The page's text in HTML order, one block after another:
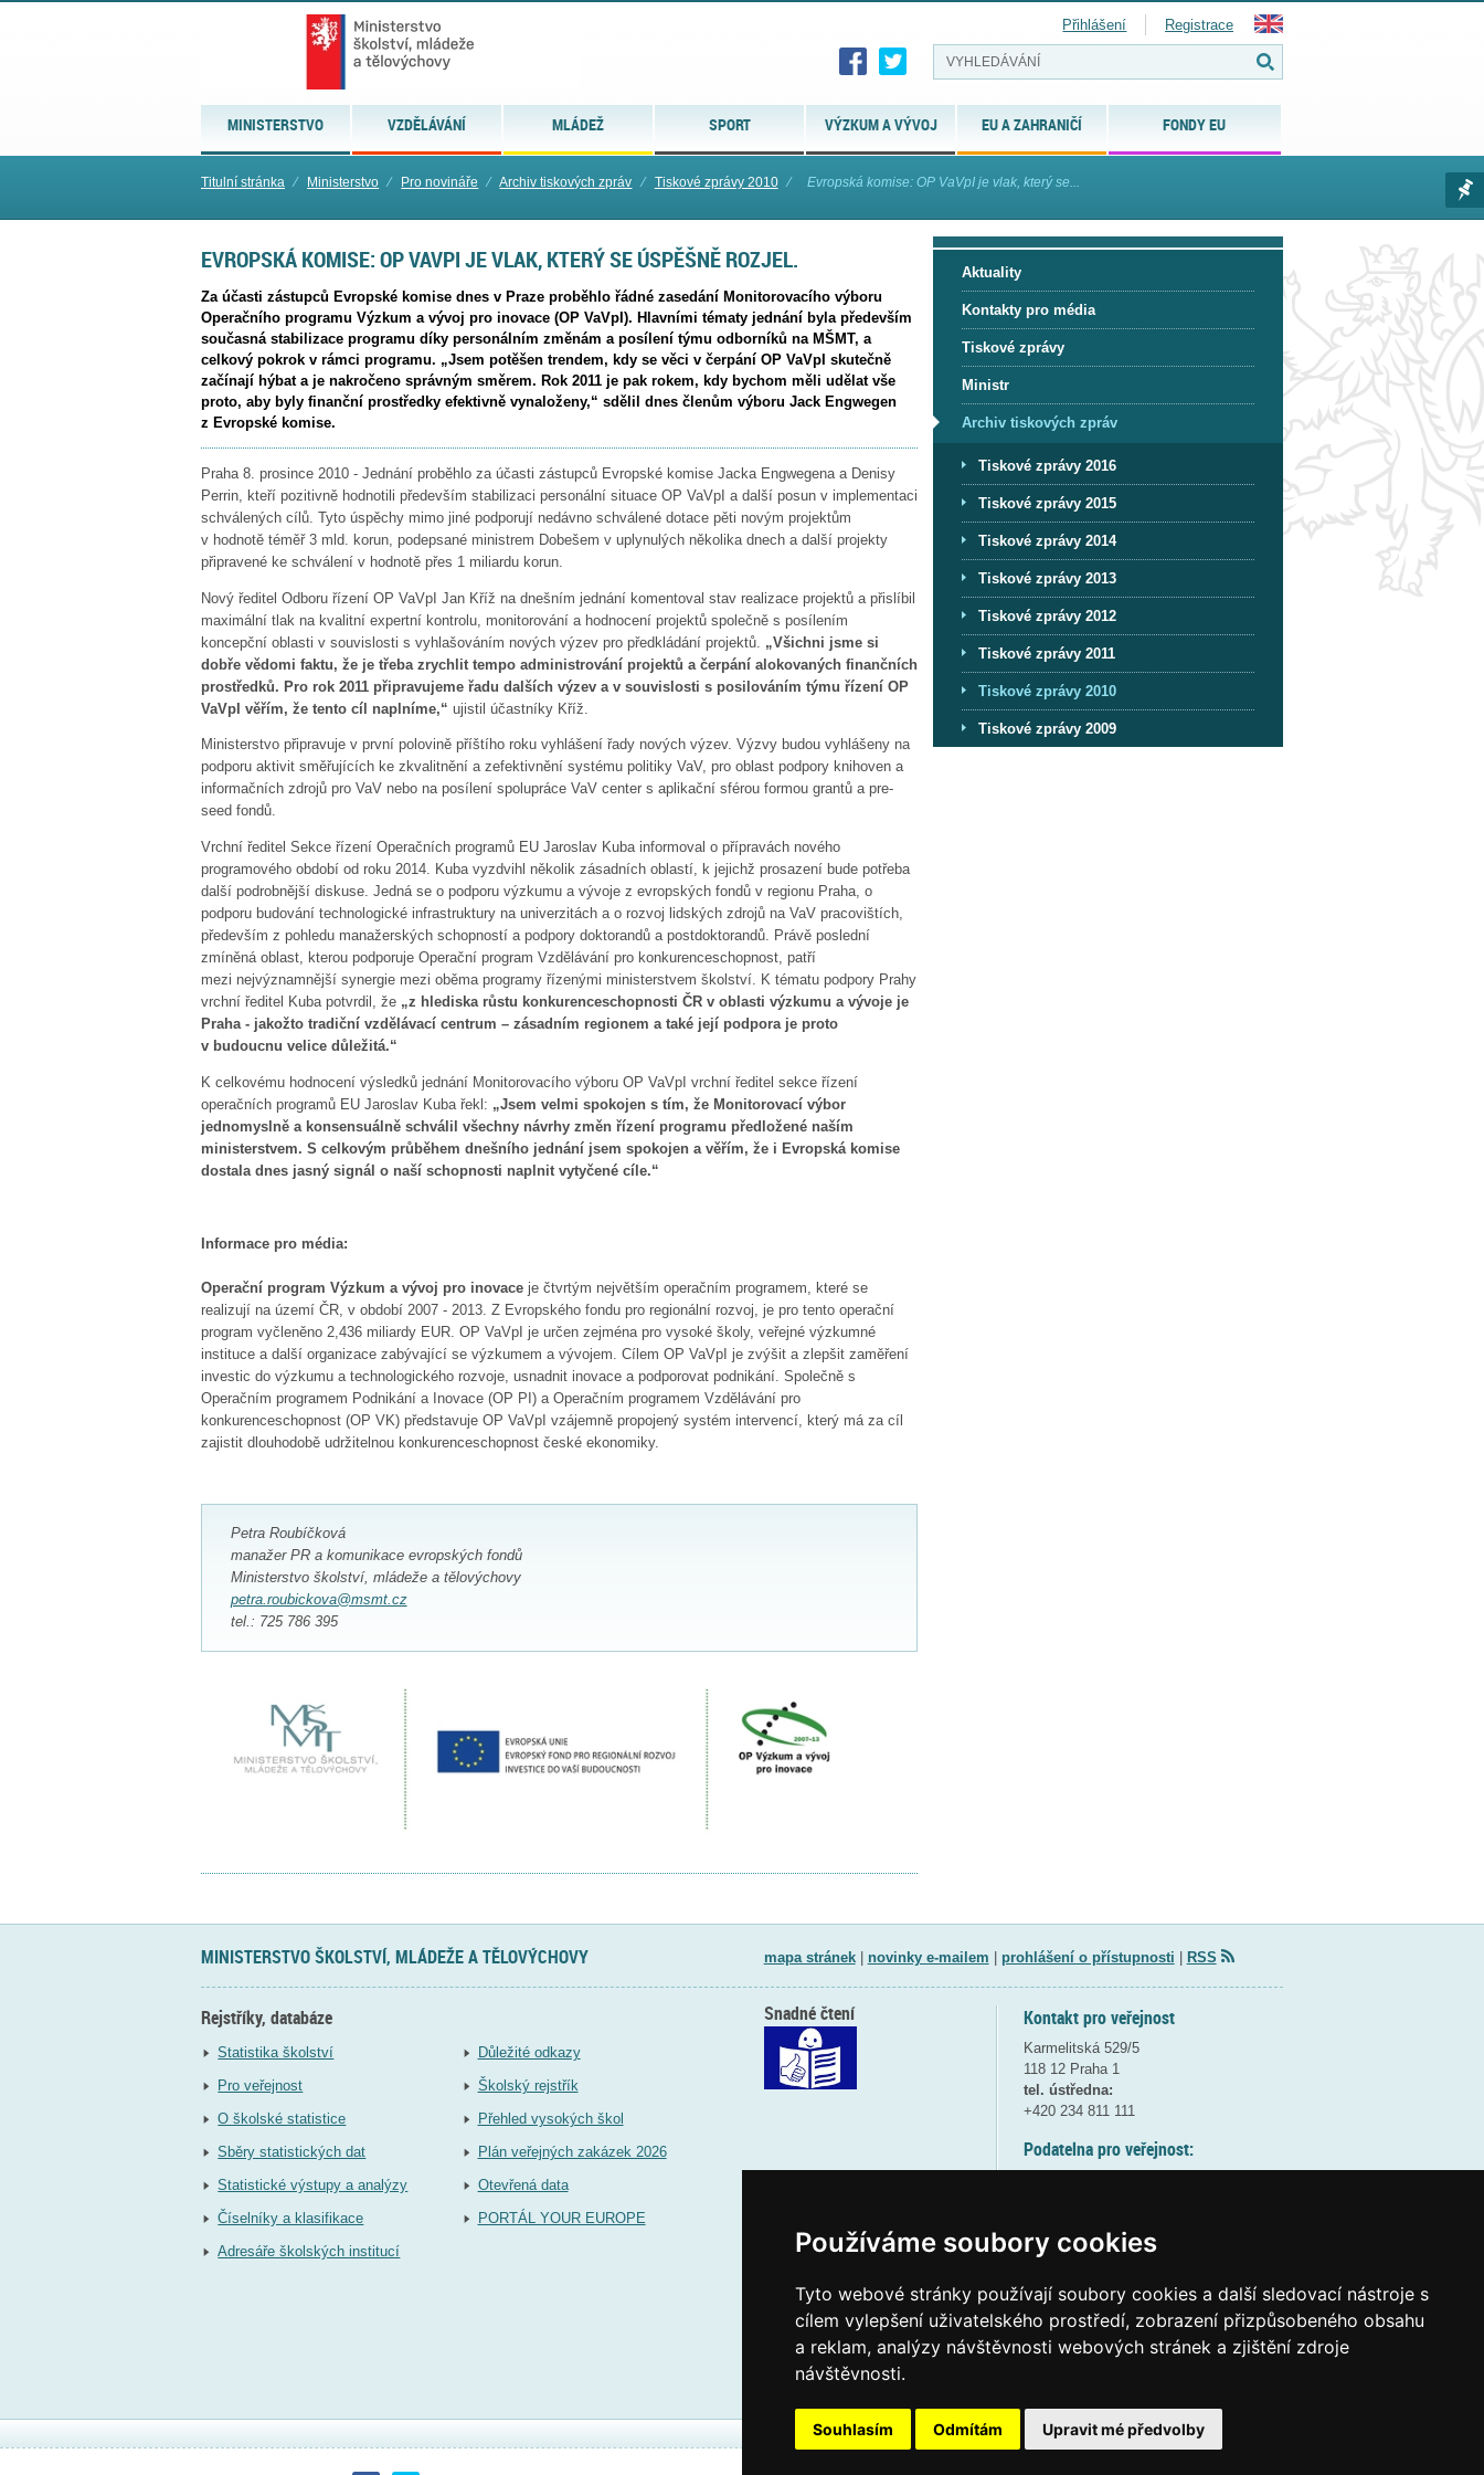
Používáme soubory cookies
Tyto webové stránky používají soubory cookies a další sledovací nástroje s
cílem vylepšení uživatelského prostředí, zobrazení přizpůsobeného obsahu
a reklam, analýzy návštěvnosti webových stránek a zjištění zdroje
návštěvnosti.
Souhlasím Odmítám Upravit mé předvolby
MINISTERSTVO VZDĚLÁVÁNÍ MLÁDEŽ SPORT VÝZKUM A VÝVOJ EU A ZAHRANIČÍ FONDY EU
Přihlášení Registrace
Titulní stránka ⁄ Ministerstvo ⁄ Pro novináře ⁄ Archiv tiskových zpráv ⁄ Tiskové zprávy 2010 ⁄ Evropská komise: OP VaVpI je vlak, který se...
EVROPSKÁ KOMISE: OP VAVPI JE VLAK, KTERÝ SE ÚSPĚŠNĚ ROZJEL.
Za účasti zástupců Evropské komise dnes v Praze proběhlo řádné zasedání Monitorovacího výboru
Operačního programu Výzkum a vývoj pro inovace (OP VaVpI). Hlavními tématy jednání byla především
současná stabilizace programu díky personálním změnám a posílení týmu odborníků na MŠMT, a
celkový pokrok v rámci programu. „Jsem potěšen trendem, kdy se věci v čerpání OP VaVpI skutečně
začínají hýbat a je nakročeno správným směrem. Rok 2011 je pak rokem, kdy bychom měli udělat vše
proto, aby byly finanční prostředky efektivně vynaloženy,“ sdělil dnes členům výboru Jack Engwegen
z Evropské komise.
Praha 8. prosince 2010 - Jednání proběhlo za účasti zástupců Evropské komise Jacka Engwegena a Denisy
Perrin, kteří pozitivně hodnotili především stabilizaci personální situace OP VaVpI a další posun v implementaci
schválených cílů. Tyto úspěchy mimo jiné podporují nedávno schválené dotace pěti novým projektům
v hodnotě téměř 3 mld. korun, podepsané ministrem Dobešem v uplynulých několika dnech a další projekty
připravené ke schválení v hodnotě přes 1 miliardu korun.
Nový ředitel Odboru řízení OP VaVpI Jan Kříž na dnešním jednání komentoval stav realizace projektů a přislíbil
maximální tlak na kvalitní expertní kontrolu, monitorování a hodnocení projektů společně s posílením
koncepční oblasti v souvislosti s vyhlašováním nových výzev pro předkládání projektů. „Všichni jsme si
dobře vědomi faktu, že je třeba zrychlit tempo administrování projektů a čerpání alokovaných finančních
prostředků. Pro rok 2011 připravujeme řadu dalších výzev a v souvislosti s posilováním týmu řízení OP
VaVpI věřím, že tento cíl naplníme,“ ujistil účastníky Kříž.
Ministerstvo připravuje v první polovině příštího roku vyhlášení řady nových výzev. Výzvy budou vyhlášeny na
podporu aktivit směřujících ke zkvalitnění a zefektivnění systému politiky VaV, pro oblast podpory knihoven a
informačních zdrojů pro VaV nebo na posílení spolupráce VaV center s aplikační sférou formou grantů a pre-
seed fondů.
Vrchní ředitel Sekce řízení Operačních programů EU Jaroslav Kuba informoval o přípravách nového
programového období od roku 2014. Kuba vyzdvihl několik zásadních oblastí, k jejichž prosazení bude potřeba
další podrobnější diskuse. Jedná se o podporu výzkumu a vývoje z evropských fondů v regionu Praha, o
podporu budování technologické infrastruktury na univerzitách a o rozvoj lidských zdrojů na VaV pracovištích,
především z pohledu manažerských schopností a podpory doktorandů a postdoktorandů. Právě poslední
zmíněná oblast, kterou podporuje Operační program Vzdělávání pro konkurenceschopnost, patří
mezi nejvýznamnější synergie mezi oběma programy řízenými ministerstvem školství. K tématu podpory Prahy
vrchní ředitel Kuba potvrdil, že „z hlediska růstu konkurenceschopnosti ČR v oblasti výzkumu a vývoje je
Praha - jakožto tradiční vzdělávací centrum – zásadním regionem a také její podpora je proto
v budoucnu velice důležitá.“
K celkovému hodnocení výsledků jednání Monitorovacího výboru OP VaVpI vrchní ředitel sekce řízení
operačních programů EU Jaroslav Kuba řekl: „Jsem velmi spokojen s tím, že Monitorovací výbor
jednomyslně a konsensuálně schválil všechny návrhy změn řízení programu předložené naším
ministerstvem. S celkovým průběhem dnešního jednání jsem spokojen a věřím, že i Evropská komise
dostala dnes jasný signál o naší schopnosti naplnit vytyčené cíle.“
Informace pro média:
Operační program Výzkum a vývoj pro inovace je čtvrtým největším operačním programem, které se
realizují na území ČR, v období 2007 - 2013. Z Evropského fondu pro regionální rozvoj, je pro tento operační
program vyčleněno 2,436 miliardy EUR. OP VaVpI je určen zejména pro vysoké školy, veřejné výzkumné
instituce a další organizace zabývající se výzkumem a vývojem. Cílem OP VaVpI je zvýšit a zlepšit zaměření
investic do výzkumu a technologického rozvoje, usnadnit inovace a podporovat podnikání. Společně s
Operačním programem Podnikání a Inovace (OP PI) a Operačním programem Vzdělávání pro
konkurenceschopnost (OP VK) představuje OP VaVpI vzájemně propojený systém intervencí, který má za cíl
zajistit dlouhodobě udržitelnou konkurenceschopnost české ekonomiky.
Petra Roubíčková
manažer PR a komunikace evropských fondů
Ministerstvo školství, mládeže a tělovýchovy
petra.roubickova@msmt.cz
tel.: 725 786 395
Aktuality
Kontakty pro média
Tiskové zprávy
Ministr
Archiv tiskových zpráv
Tiskové zprávy 2016
Tiskové zprávy 2015
Tiskové zprávy 2014
Tiskové zprávy 2013
Tiskové zprávy 2012
Tiskové zprávy 2011
Tiskové zprávy 2010
Tiskové zprávy 2009
MINISTERSTVO ŠKOLSTVÍ, MLÁDEŽE A TĚLOVÝCHOVY mapa stránek| novinky e-mailem | prohlášení o přístupnosti | RSS
Rejstříky, databáze
Statistika školství
Pro veřejnost
O školské statistice
Sběry statistických dat
Statistické výstupy a analýzy
Číselníky a klasifikace
Adresáře školských institucí
Důležité odkazy
Školský rejstřík
Přehled vysokých škol
Plán veřejných zakázek 2026
Otevřená data
PORTÁL YOUR EUROPE
Kontakt pro veřejnost
Karmelitská 529/5
118 12 Praha 1
tel. ústředna:
+420 234 811 111
Podatelna pro veřejnost:
(více informací
Elektronická podatelna:
posta@msmt.gov.cz
Snadné čtení